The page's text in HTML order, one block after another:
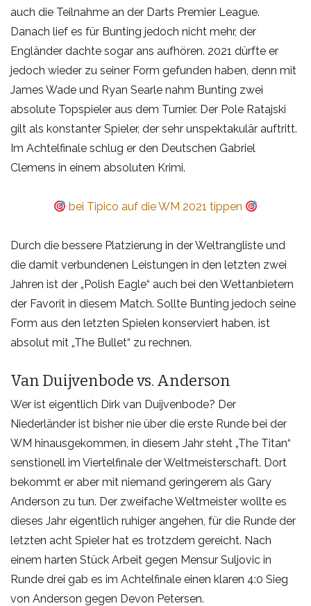
auch die Teilnahme an der Darts Premier League.
Danach lief es für Bunting jedoch nicht mehr, der
Engländer dachte sogar ans aufhören. 2021 dürfte er
jedoch wieder zu seiner Form gefunden haben, denn mit
James Wade und Ryan Searle nahm Bunting zwei
absolute Topspieler aus dem Turnier. Der Pole Ratajski
gilt als konstanter Spieler, der sehr unspektakulär auftritt.
Im Achtelfinale schlug er den Deutschen Gabriel
Clemens in einem absoluten Krimi.
bei Tipico auf die WM 2021 tippen
Durch die bessere Platzierung in der Weltrangliste und
die damit verbundenen Leistungen in den letzten zwei
Jahren ist der „Polish Eagle“ auch bei den Wettanbietern
der Favorit in diesem Match. Sollte Bunting jedoch seine
Form aus den letzten Spielen konserviert haben, ist
absolut mit „The Bullet“ zu rechnen.
Van Duijvenbode vs. Anderson
Wer ist eigentlich Dirk van Duijvenbode? Der
Niederländer ist bisher nie über die erste Runde bei der
WM hinausgekommen, in diesem Jahr steht „The Titan“
senstionell im Viertelfinale der Weltmeisterschaft. Dort
bekommt er aber mit niemand geringerem als Gary
Anderson zu tun. Der zweifache Weltmeister wollte es
dieses Jahr eigentlich ruhiger angehen, für die Runde der
letzten acht Spieler hat es trotzdem gereicht. Nach
einem harten Stück Arbeit gegen Mensur Suljovic in
Runde drei gab es im Achtelfinale einen klaren 4:0 Sieg
von Anderson gegen Devon Petersen.